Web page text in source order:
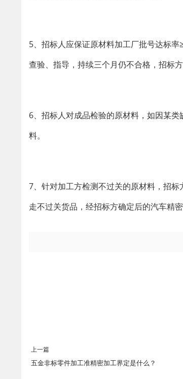
5、招标人应保证原材料加工厂批号达标
查验、指导，持续三个月仍不合格，招标
6、招标人对成品检验的原材料，如因某
料。
7、针对加工方检测不过关的原材料，招
走不过关货品，经招标方确定后的汽车精
上一篇
五金非标零件加工准精密加工界定是什么？